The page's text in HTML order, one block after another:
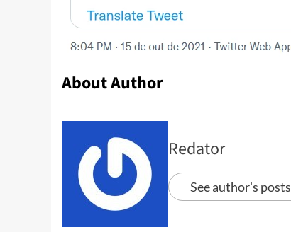
About Author
Redator
See author's posts